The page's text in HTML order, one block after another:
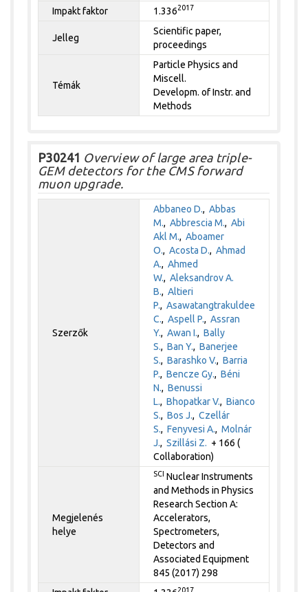
Impakt faktor
1.3362017
Jelleg
Scientific paper,
proceedings
Témák
Particle Physics and
Miscell.
Developm. of Instr. and
Methods
P30241 Overview of large area triple-
GEM detectors for the CMS forward
muon upgrade.
Szerzők
Abbaneo D.,Abbas
M.,Abbrescia M.,Abi
Akl M.,Aboamer
O.,Acosta D.,Ahmad
A.,Ahmed
W.,Aleksandrov A.
B.,Altieri
P.,Asawatangtrakuldee
C.,Aspell P.,Assran
Y.,Awan I.,Bally
S.,Ban Y.,Banerjee
S.,Barashko V.,Barria
P.,Bencze Gy.,Béni
N.,Benussi
L.,Bhopatkar V.,Bianco
S.,Bos J.,Czellár
S.,Fenyvesi A.,Molnár
J.,Szillási Z. + 166 (
Collaboration)
Megjelenés
helye
SCI Nuclear Instruments
and Methods in Physics
Research Section A:
Accelerators,
Spectrometers,
Detectors and
Associated Equipment
845 (2017) 298
2017